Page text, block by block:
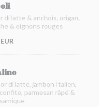
di latte & anchois, origan,
& oignons rouges
di latte, jambon Italien,
parmesan râpé &